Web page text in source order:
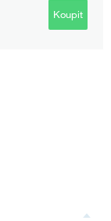
Koupit